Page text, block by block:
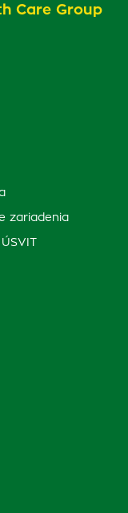
Care Group
zariadenia